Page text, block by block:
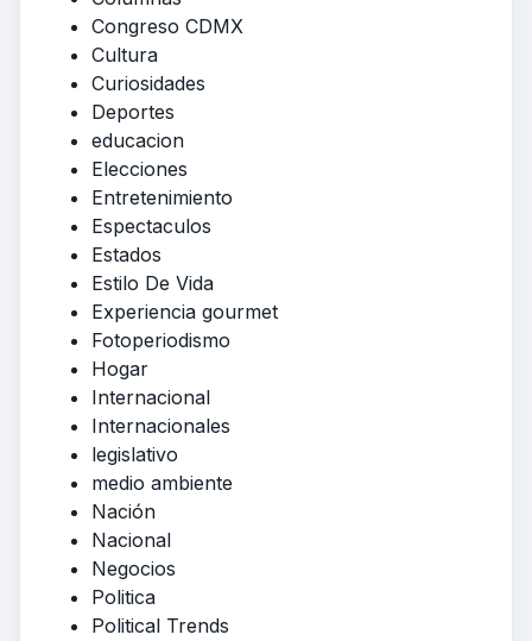
Congreso CDMX
Cultura
Curiosidades
Deportes
educacion
Elecciones
Entretenimiento
Espectaculos
Estados
Estilo De Vida
Experiencia gourmet
Fotoperiodismo
Hogar
Internacional
Internacionales
legislativo
medio ambiente
Nación
Nacional
Negocios
Politica
Political Trends